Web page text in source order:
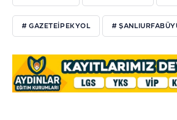
# GAZETEIPEKYOL #